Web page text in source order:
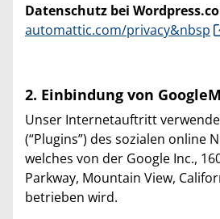
Datenschutz bei
automattic.com/privacy&nbsp
2. Einbindung von
Unser Internetauftritt
(“Plugins”) des sozialen online
welches von der Google Inc.,
Parkway, Mountain View,
betrieben wird.